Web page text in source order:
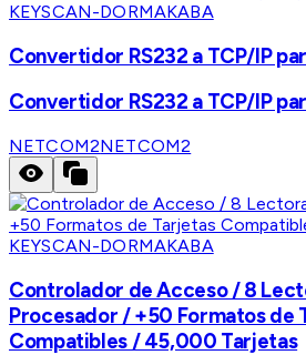
KEYSCAN-DORMAKABA
Convertidor RS232 a TCP/IP
Convertidor RS232 a TCP/IP
NETCOM2NETCOM2
KEYSCAN-DORMAKABA
Controlador de Acceso / 8
Procesador / +50 Formatos de
Compatibles / 45,000 Tarjetas